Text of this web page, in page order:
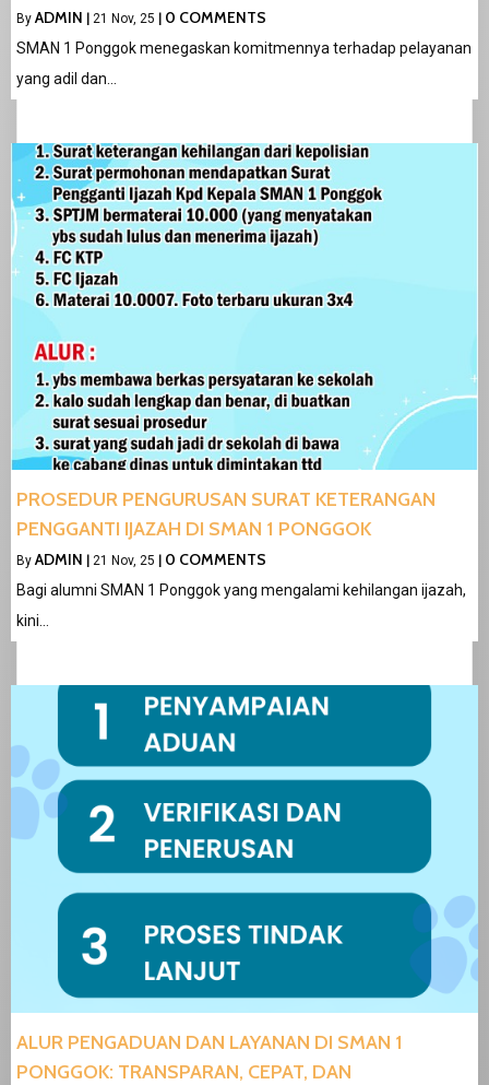
By ADMIN | 21 Nov, 25 | 0 COMMENTS
SMAN 1 Ponggok menegaskan komitmennya terhadap pelayanan
yang adil dan…
PROSEDUR PENGURUSAN SURAT KETERANGAN
PENGGANTI IJAZAH DI SMAN 1 PONGGOK
By ADMIN 21 Nov, 25 0 COMMENTS
Bagi alumni SMAN 1 Ponggok yang mengalami kehilangan ijazah,
kini…
ALUR PENGADUAN DAN LAYANAN DI SMAN 1
PONGGOK: TRANSPARAN, CEPAT, DAN